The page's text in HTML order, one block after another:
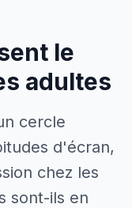
le
adultes
cercle
d'écran,
chez les
sont-ils en